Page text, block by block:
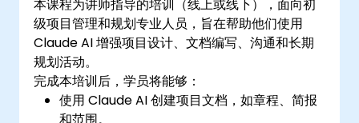
本课程为讲师指导的培训（线上或线下），面向初
级项目管理和规划专业人员，旨在帮助他们使用
Claude AI 增强项目设计、文档编写、沟通和长期
规划活动。
完成本培训后，学员将能够：
使用 Claude AI 创建项目文档，如章程、简报
和范围。